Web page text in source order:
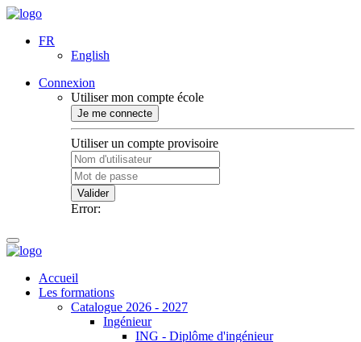
FR
English
Connexion
Utiliser mon compte école
Je me connecte
Utiliser un compte provisoire
Valider
Error:
Accueil
Les formations
Catalogue 2026 - 2027
Ingénieur
ING - Diplôme d'ingénieur